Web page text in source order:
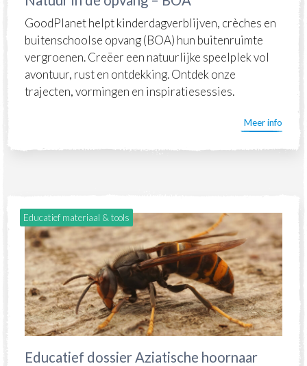
GoodPlanet helpt kinderdagverblijven, crèches en
buitenschoolse opvang (BOA) hun buitenruimte
vergroenen. Creëer een natuurlijke speelplek vol
avontuur, rust en ontdekking. Ontdek onze
trajecten, vormingen en inspiratiesessies.
Meer info
Educatief materiaal & tools
Educatief dossier Aziatische hoornaar